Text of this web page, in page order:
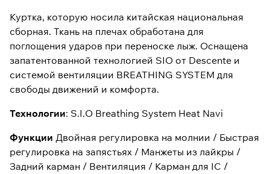
Куртка, которую носила китайская национальная
сборная. Ткань на плечах обработана для
поглощения ударов при переноске лыж. Оснащена
запатентованной технологией SIO от Descente и
системой вентиляции BREATHING SYSTEM для
свободы движений и комфорта.
Технологии: S.I.O Breathing System Heat Navi
Функции Двойная регулировка на молнии / Быстрая
регулировка на запястьях / Манжеты из лайкры /
Задний карман / Вентиляция / Карман для IC /